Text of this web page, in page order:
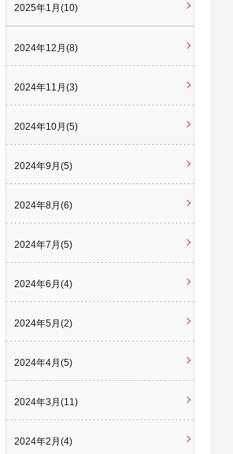
2025年1月(10)
2024年12月(8)
2024年11月(3)
2024年10月(5)
2024年9月(5)
2024年8月(6)
2024年7月(5)
2024年6月(4)
2024年5月(2)
2024年4月(5)
2024年3月(11)
2024年2月(4)